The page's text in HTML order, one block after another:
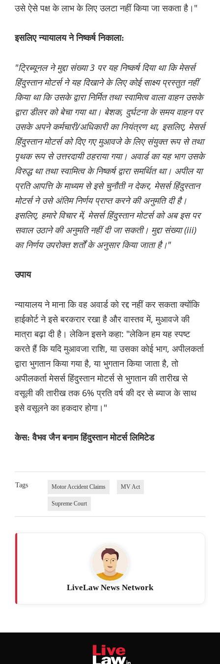
उसे ऐसे पक्ष के लाभ के लिए उलटा नहीं किया जा सकता है।"
इसलिए न्यायालय ने निष्कर्ष निकाला:
"ट्रिब्यूनल ने मुद्दा संख्या 3 पर यह निष्कर्ष दिया था कि मेसर्स
हिंदुस्तान मोटर्स ने यह दिखाने के लिए कोई साक्ष्य प्रस्तुत नहीं
किया था कि उसके द्वारा निर्मित तथा स्वामित्व वाला वाहन उसके
द्वारा डीलर को बेचा गया था। बेशक, दुर्घटना के समय वाहन पर
उसके अपने कर्मचारी/अधिकारी का नियंत्रण था, इसलिए, मेसर्स
हिंदुस्तान मोटर्स को दिए गए मुआवजे के लिए संयुक्त रूप से तथा
पृथक रूप से उत्तरदायी ठहराया गया। अवार्ड का यह भाग उसके
विरुद्ध था तथा स्वामित्व के निष्कर्ष द्वारा समर्थित था। अपील या
प्रति आपत्ति के माध्यम से इसे चुनौती न देकर, मेसर्स हिंदुस्तान
मोटर्स ने उसे अंतिम निर्णय प्राप्त करने की अनुमति दी है।
इसलिए, हमारे विचार में, मेसर्स हिंदुस्तान मोटर्स को अब इस पर
सवाल उठाने की अनुमति नहीं दी जा सकती। मुद्दा संख्या (iii)
का निर्णय उपरोक्त शर्तों के अनुसार किया जाता है।"
उपाय
न्यायालय ने माना कि वह अवार्ड को रद्द नहीं कर सकता क्योंकि
हाईकोर्ट ने इसे बरकरार रखा है और वास्तव में, मुआवजे की
मात्रा बढ़ा दी है। लेकिन इसने कहा: "लेकिन हम यह स्पष्ट
करते हैं कि यदि मुआवजा राशि, या उसका कोई भाग, अपीलकर्ता
द्वारा भुगतान किया गया है, या भुगतान किया जाता है, तो
अपीलकर्ता मेसर्स हिंदुस्तान मोटर्स से भुगतान की तारीख से
वसूली की तारीख तक 6% प्रति वर्ष की दर से ब्याज के साथ
इसे वसूलने का हकदार होगा।"
केस: वैभव जैन बनाम हिंदुस्तान मोटर्स लिमिटेड
Tags Motor Accident Claims MV Act
Supreme Court
LiveLaw News Network